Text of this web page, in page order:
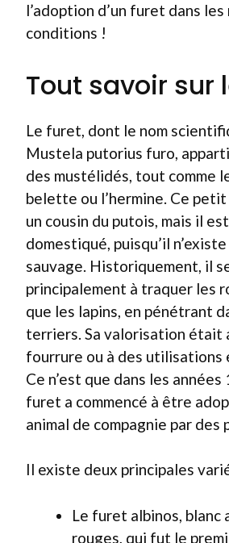
l’adoption d’un furet dans
conditions !
Tout savoir sur
Le furet, dont le nom
Mustela putorius furo,
des mustélidés, tout comme
belette ou l’hermine. Ce
un cousin du putois, mais il
domestiqué, puisqu’il
sauvage. Historiquement, il
principalement à traquer les
que les lapins, en pénétrant
terriers. Sa valorisation était
fourrure ou à des utilisations
Ce n’est que dans les
furet a commencé à être
animal de compagnie par des
Il existe deux principales
Le furet albinos, blanc
rouges, qui fut le